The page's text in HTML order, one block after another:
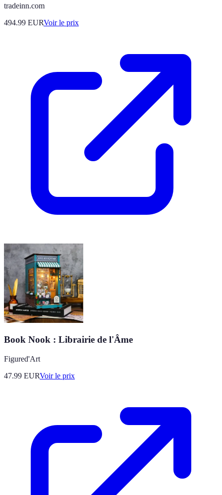
tradeinn.com
494.99 EURVoir le prix
Book Nook : Librairie de l'Âme
Figured'Art
47.99 EURVoir le prix